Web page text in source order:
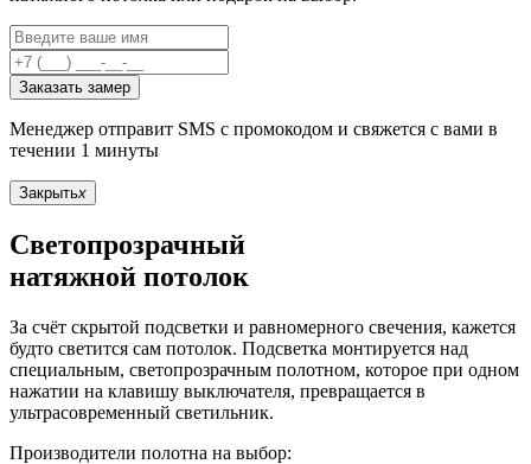
Заказать замер
Менеджер отправит SMS с промокодом и свяжется с вами в
течении 1 минуты
Закрытьx
Светопрозрачный
натяжной потолок
За счёт скрытой подсветки и равномерного свечения, кажется
будто светится сам потолок. Подсветка монтируется над
специальным, светопрозрачным полотном, которое при одном
нажатии на клавишу выключателя, превращается в
ультрасовременный светильник.
Производители полотна на выбор: